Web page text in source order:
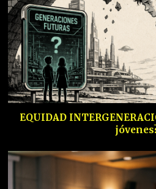
EQUIDAD